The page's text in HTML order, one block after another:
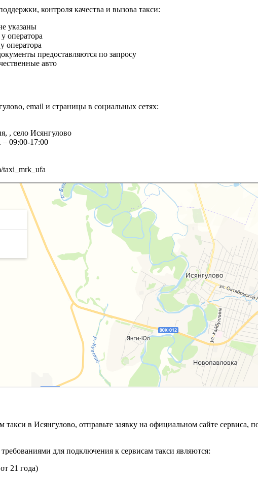
контроля качества и вызова такси:
указаны
оператора
оператора
предоставляются по запросу
авто
email и страницы в социальных сетях:
, село Исянгулово
09:00-17:00
taxi_mrk_ufa
такси в Исянгулово, отправьте заявку на официальном сайте
для подключения к сервисам такси являются:
21 года)